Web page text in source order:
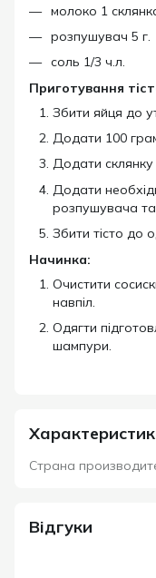
молоко 1
розпушувач 5 г.
соль 1/3 ч.л.
Приготування
Збити яйця до
Додати 100
Додати
Додати
розпушувача та
Збити тісто до
Начинка:
Очистити
навпіл.
Одягти
шампури.
Страна
Відгуки